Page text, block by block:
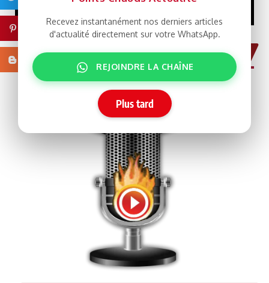
Blogger..Ecoutez Points Chauds NetRadio
Recevez instantanément nos derniers articles
d'actualité directement sur votre WhatsApp.
REJOINDRE LA CHAÎNE
Plus tard